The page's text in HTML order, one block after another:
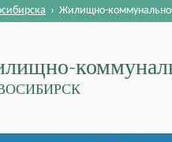
› Жилищно-